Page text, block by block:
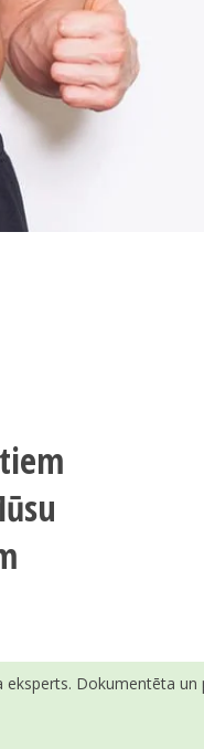
Dokumentēta